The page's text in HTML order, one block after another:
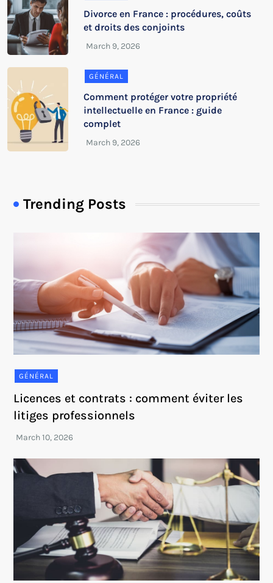
Divorce en France : procédures, coûts
et droits des conjoints
GÉNÉRAL
Comment protéger votre propriété
intellectuelle en France : guide
complet
Trending Posts
GÉNÉRAL
Licences et contrats : comment éviter les
litiges professionnels